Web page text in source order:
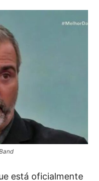
está oficialmente